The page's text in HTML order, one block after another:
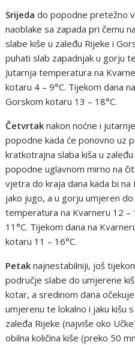
Srijeda do popodne pretežno
naoblake sa zapada pri čemu
slabe kiše u zaleđu Rijeke i
puhati slab zapadnjak u gorju
Jutarnja temperatura na
kotaru 4 – 9°C. Tijekom dana
Gorskom kotaru 13 – 18°C.
Četvrtak nakon noćne i
popodne kada će ponovno uz
kratkotrajna slaba kiša u
popodne uglavnom mirno na
vjetra do kraja dana kada bi
jako jugo, a u gorju umjeren
temperatura na Kvarneru 12 –
11°C. Tijekom dana na
kotaru 11 – 16°C.
Petak najnestabilniji, još
područje slabe do umjerene
kotar, a sredinom dana
umjerenu te lokalno i jaku kišu
zaleđa Rijeke (najviše oko
obilna količina kiše (preko 50